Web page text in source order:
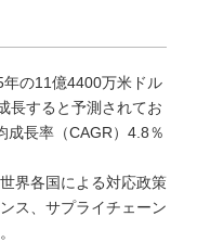
の11億4400万米ドル
長すると予測されてお
成長率（CAGR）4.8％
界各国による対応政策
ス、サプライチェーン